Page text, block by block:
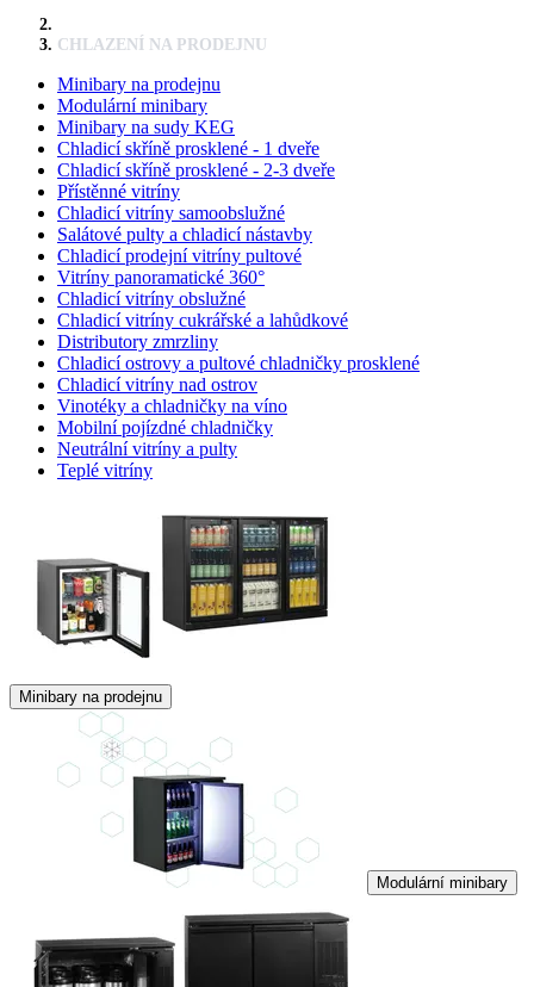
CHLAZENÍ NA PRODEJNU
Minibary na prodejnu
Modulární minibary
Minibary na sudy KEG
Chladicí skříně prosklené - 1 dveře
Chladicí skříně prosklené - 2-3 dveře
Přístěnné vitríny
Chladicí vitríny samoobslužné
Salátové pulty a chladicí nástavby
Chladicí prodejní vitríny pultové
Vitríny panoramatické 360°
Chladicí vitríny obslužné
Chladicí vitríny cukrářské a lahůdkové
Distributory zmrzliny
Chladicí ostrovy a pultové chladničky prosklené
Chladicí vitríny nad ostrov
Vinotéky a chladničky na víno
Mobilní pojízdné chladničky
Neutrální vitríny a pulty
Teplé vitríny
Minibary na prodejnu
Modulární minibary